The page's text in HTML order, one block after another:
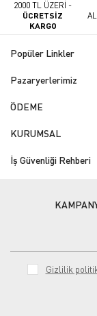
2000 TL ÜZERİ -
ÜCRETSİZ
KARGO
Popüler Linkler
Pazaryerlerimiz
ÖDEME
KURUMSAL
İş Güvenliği Rehberi
Gizlilik